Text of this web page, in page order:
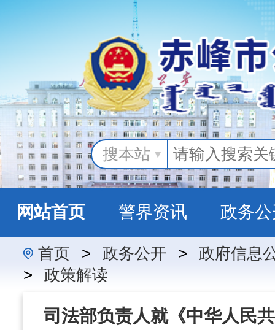
搜本站
网站首页 警界资讯 政务
警民互动
首页 > 政务公开 >
政府信息
>
政策解读
司法部负责人就《中华人民